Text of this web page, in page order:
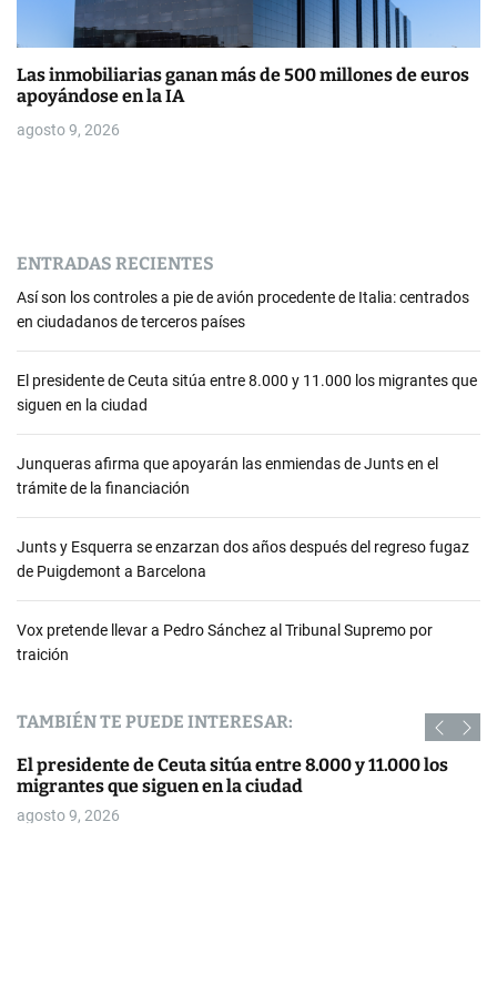
Las inmobiliarias ganan más de 500 millones de euros
apoyándose en la IA
agosto 9, 2026
ENTRADAS RECIENTES
Así son los controles a pie de avión procedente de Italia: centrados
en ciudadanos de terceros países
El presidente de Ceuta sitúa entre 8.000 y 11.000 los migrantes que
siguen en la ciudad
Junqueras afirma que apoyarán las enmiendas de Junts en el
trámite de la financiación
Junts y Esquerra se enzarzan dos años después del regreso fugaz
de Puigdemont a Barcelona
Vox pretende llevar a Pedro Sánchez al Tribunal Supremo por
traición
TAMBIÉN TE PUEDE INTERESAR:
El presidente de Ceuta sitúa entre 8.000 y 11.000 los
migrantes que siguen en la ciudad
agosto 9, 2026